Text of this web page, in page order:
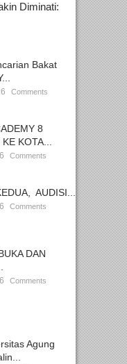
Diminati:
Bakat
Comments
8
KOTA...
Comments
AUDISI...
Comments
DAN
Comments
Agung